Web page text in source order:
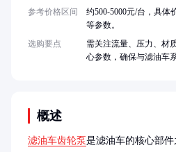
概述
滤油车齿轮泵是滤油车的核心部
参考价格区间
约500-5000元/台，具体
等参数。
选购要点
需关注流量、压力、材
心参数，确保与滤油车